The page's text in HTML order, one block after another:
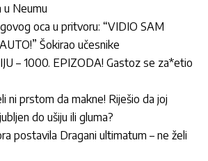
u Neumu
oca u pritvoru: “VIDIO SAM
Šokirao učesnike
– 1000. EPIZODA! Gastoz se za*etio
ni prstom da makne! Riješio da joj
do ušiju ili gluma?
postavila Dragani ultimatum – ne želi